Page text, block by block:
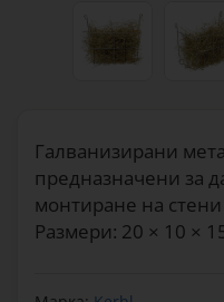
Галванизирани
предназначени за
монтиране на
Размери: 20 × 10 ×